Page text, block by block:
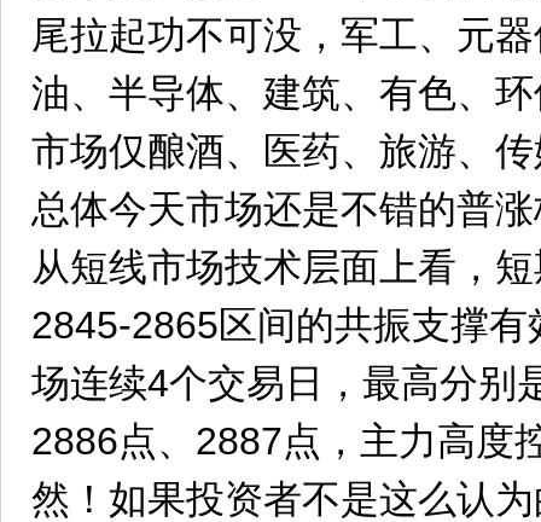
尾拉起功不可没，军工、元
油、半导体、建筑、有色、
市场仅酿酒、医药、旅游、
总体今天市场还是不错的普
从短线市场技术层面上看，
2845-2865区间的共振支撑
场连续4个交易日，最高分别
2886点、2887点，主力高度
然！如果投资者不是这么认